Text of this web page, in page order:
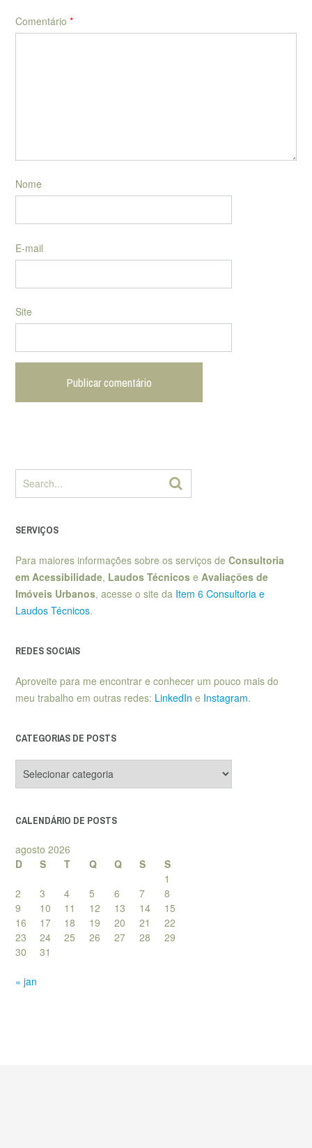
Comentário *
Nome
E-mail
Site
SERVIÇOS
Para maiores informações sobre os serviços de Consultoria
em Acessibilidade, Laudos Técnicos e Avaliações de
Imóveis Urbanos, acesse o site da Item 6 Consultoria e
Laudos Técnicos.
REDES SOCIAIS
Aproveite para me encontrar e conhecer um pouco mais do
meu trabalho em outras redes: LinkedIn e Instagram.
CATEGORIAS DE POSTS
de
CALENDÁRIO DE POSTS
agosto 2026
D
S T Q Q S
S
1
2
3 4 5 6 7
8
9
10 11 12 13 14
15
16
17 18 19 20 21
22
23
24 25 26 27 28
29
30
31
« jan